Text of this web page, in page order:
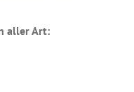
aller Art: